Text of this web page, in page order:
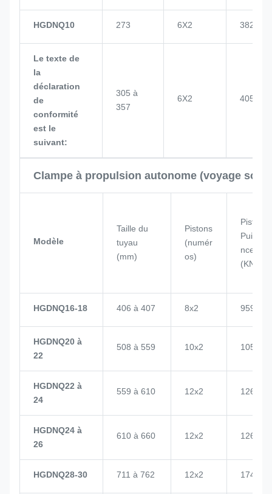
HGDNQ10 273 6X2 382
Le texte de
la
déclaration
de
conformité
est le
suivant:
305 à
357
6X2 405
Clampe à propulsion autonome (voyage
Modèle
Taille du
tuyau
(mm)
Pistons
(numér
os)
Piston
Puissa
nce
(KN)
HGDNQ16-18 406 à 407 8x2 959
HGDNQ20 à
22
508 à 559 10x2 1057
HGDNQ22 à
24
559 à 610 12x2 1268
HGDNQ24 à
26
610 à 660 12x2 1268
HGDNQ28-30 711 à 762 12x2 1748